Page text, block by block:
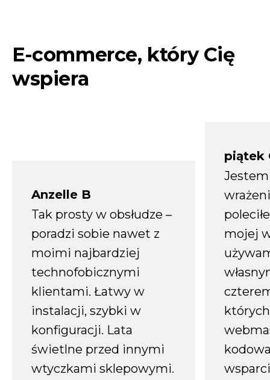
E-commerce, który Cię
wspiera
Anzelle B
Tak prosty w obsłudze –
poradzi sobie nawet z
moimi najbardziej
technofobicznymi
klientami. Łatwy w
instalacji, szybki w
konfiguracji. Lata
świetlne przed innymi
wtyczkami sklepowymi.
piątek
mojej